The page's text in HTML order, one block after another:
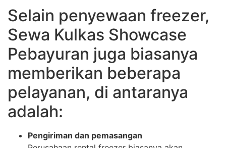
Selain penyewaan freezer,
Sewa Kulkas Showcase
Pebayuran juga biasanya
memberikan beberapa
pelayanan, di antaranya
adalah:
Pengiriman dan pemasangan